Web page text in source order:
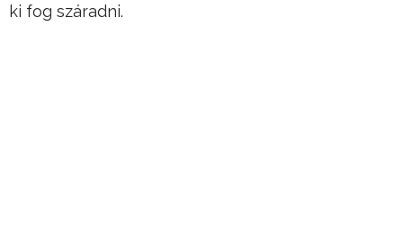
ki fog száradni.